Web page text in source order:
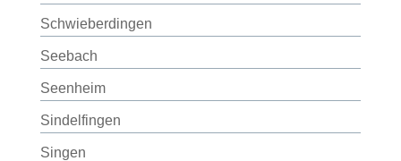
Schwieberdingen
Seebach
Seenheim
Sindelfingen
Singen